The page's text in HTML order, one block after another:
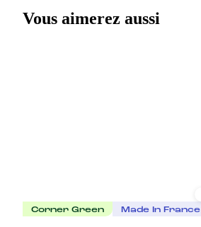
Vous aimerez aussi
Corner Green Made In France